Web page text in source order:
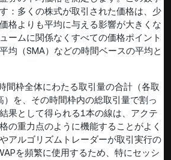
：多くの株式が取引された価格は、少
格よりも平均に与える影響が大きくな
ームに関係なくすべての価格ポイント
均（SMA）などの時間ベースの平均と
間枠全体にわたる取引量の合計（各取
）を、その時間枠内の総取引量で割っ
果として得られる1本の線は、アクテ
の重力点のように機能することがよく
アルゴリズムトレーダーが取引実行の
を頻繁に使用するため、特にセッシ